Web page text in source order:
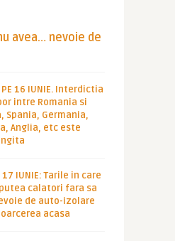
avea… nevoie de
PE 16 IUNIE. Interdictia
intre Romania si
Spania, Germania,
Anglia, etc este
17 IUNIE: Tarile in care
calatori fara sa
de auto-izolare
acasa